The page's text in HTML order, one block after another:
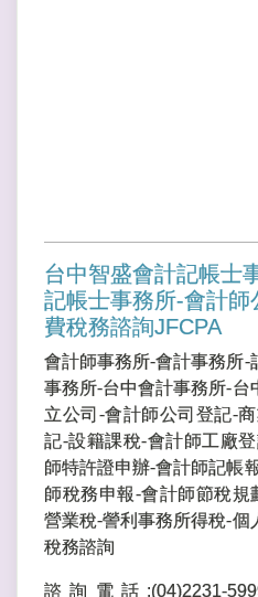
台中智盛會計記帳士
記帳士事務所-會計
費稅務諮詢JFCPA
會計師事務所-會計事務所-
事務所-台中會計事務所-台
立公司-會計師公司登記-
記-設籍課稅-會計師工廠
師特許證申辦-會計師記帳
師稅務申報-會計師節稅
營業稅-謍利事務所得稅-個
稅務諮詢
諮詢電話:(04)2231-